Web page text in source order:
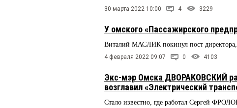
30 марта 2022 10:00 4 3229
У омского «Пассажирского
Виталий МАСЛИК покинул пост директора,
4 февраля 2022 09:07 0 4103
Экс-мэр Омска ДВОРАКОВСКИЙ
возглавил «Электрический
Стало известно, где работал Сергей